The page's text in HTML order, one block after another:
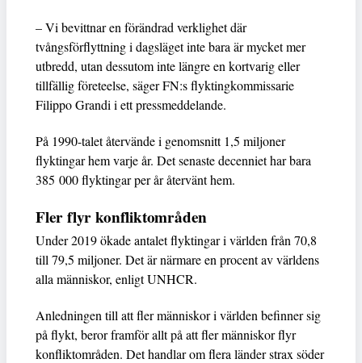
– Vi bevittnar en förändrad verklighet där
tvångsförflyttning i dagsläget inte bara är mycket mer
utbredd, utan dessutom inte längre en kortvarig eller
tillfällig företeelse, säger FN:s flyktingkommissarie
Filippo Grandi i ett pressmeddelande.
På 1990-talet återvände i genomsnitt 1,5 miljoner
flyktingar hem varje år. Det senaste decenniet har bara
385 000 flyktingar per år återvänt hem.
Fler flyr konfliktområden
Under 2019 ökade antalet flyktingar i världen från 70,8
till 79,5 miljoner. Det är närmare en procent av världens
alla människor, enligt UNHCR.
Anledningen till att fler människor i världen befinner sig
på flykt, beror framför allt på att fler människor flyr
konfliktområden. Det handlar om flera länder strax söder